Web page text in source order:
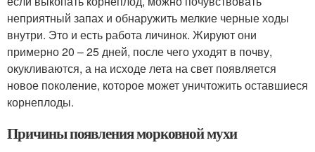
неприятный запах и обнаружить мелкие черные ходы
внутри. Это и есть работа личинок. Жируют они
примерно 20 – 25 дней, после чего уходят в почву,
окукливаются, а на исходе лета на свет появляется
новое поколение, которое может уничтожить оставшиеся
корнеплоды.
Причины появления морковной мухи